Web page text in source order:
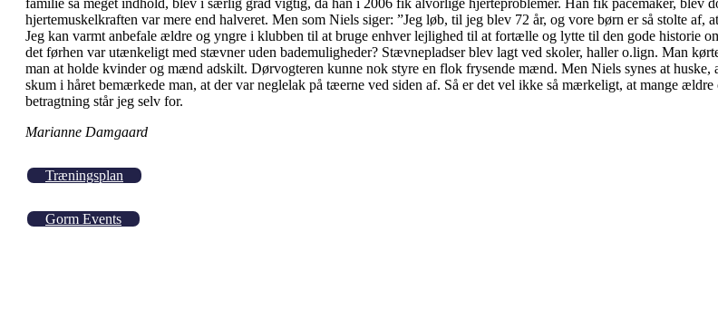
hjertemuskelkraften var mere end halveret. Men som Niels siger: ”Jeg løb, til jeg blev 72 år, og vore børn er så stolte af,
Jeg kan varmt anbefale ældre og yngre i klubben til at bruge enhver lejlighed til at fortælle og lytte til den gode historie
det førhen var utænkeligt med stævner uden bademuligheder? Stævnepladser blev lagt ved skoler, haller o.lign. Man
man at holde kvinder og mænd adskilt. Dørvogteren kunne nok styre en flok frysende mænd. Men Niels synes at huske,
skum i håret bemærkede man, at der var neglelak på tæerne ved siden af. Så er det vel ikke så mærkeligt, at mange
betragtning står jeg selv for.
Marianne Damgaard
Træningsplan
Gorm Events